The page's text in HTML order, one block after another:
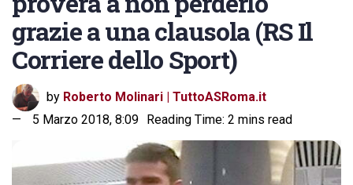
grazie a una clausola (RS Il
Corriere dello Sport)
by Roberto Molinari | TuttoASRoma.it
5 Marzo 2018, 8:09 Reading Time: 2 mins read